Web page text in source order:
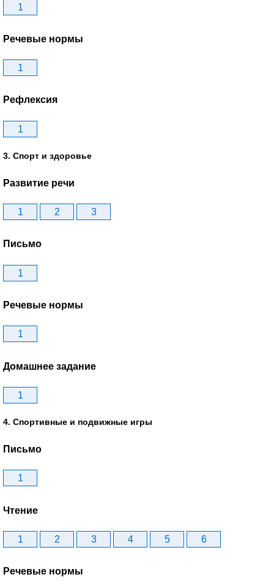
1
Речевые нормы
1
Рефлексия
1
3. Спорт и здоровье
Развитие речи
1 2 3
Письмо
1
Речевые нормы
1
Домашнее задание
1
4. Спортивные и подвижные игры
Письмо
1
Чтение
1 2 3 4 5 6
Речевые нормы